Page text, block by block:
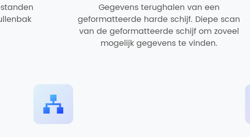
Gegevens terughalen van een
geformatteerde harde schijf. Diepe scan
van de geformatteerde schijf om zoveel
mogelijk gegevens te vinden.